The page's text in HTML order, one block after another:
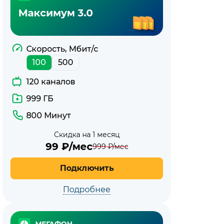
интернетом
и
ТВ
МегаФон
Максимум 3.0
Скорость, Мбит/с
100
500
120 каналов
999 ГБ
800 Минут
Скидка на 1 месяц
99 ₽/мес999₽/мес
Подключить
Подробнее